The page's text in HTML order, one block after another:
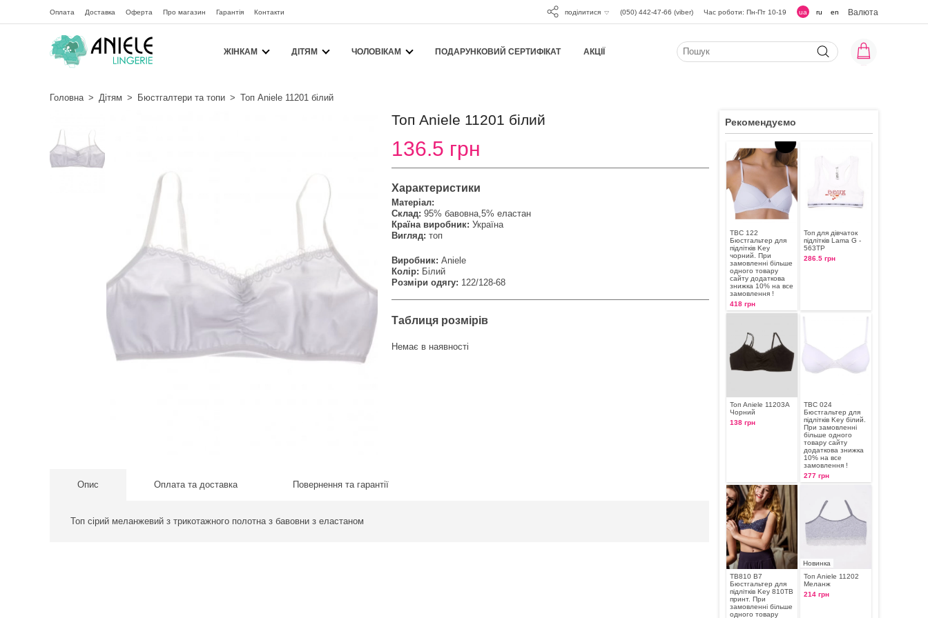
Оплата Доставка Оферта Про магазин Гарантія Контакти поділитися (050) 442-47-66 (viber) Час роботи: Пн-Пт 10-19 ua ru en Валюта
ЖІНКАМ ДІТЯМ ЧОЛОВІКАМ ПОДАРУНКОВИЙ СЕРТИФІКАТ АКЦІЇ
Головна > Дітям > Бюстгалтери та топи > Топ Aniele 11201 білий
Топ Aniele 11201 білий
136.5 грн
Характеристики
Матеріал:
Склад: 95% бавовна,5% еластан
Країна виробник: Україна
Вигляд: топ
Виробник: Aniele
Колір: Білий
Розміри одягу: 122/128-68
Таблиця розмірів
Немає в наявності
Опис Оплата та доставка Повернення та гарантії
Топ сірий меланжевий з трикотажного полотна з бавовни з еластаном
Рекомендуємо
TBC 122
Бюстгальтер для
підлітків Key
чорний. При
замовленні більше
одного товару
сайту додаткова
знижка 10% на все
замовлення !
418 грн
Топ для дівчаток
підлітків Lama G -
563TP
286.5 грн
Топ Aniele 11203А
Чорний
138 грн
TBC 024
Бюстгальтер для
підлітків Key білий.
При замовленні
більше одного
товару сайту
додаткова знижка
10% на все
замовлення !
277 грн
TB810 B7
Бюстгальтер для
підлітків Key 810TB
принт. При
замовленні більше
одного товару
Новинка
Топ Aniele 11202
Меланж
214 грн